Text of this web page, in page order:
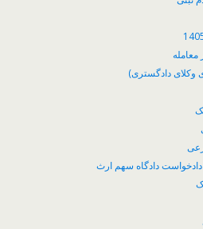
معامله
وکلای دادگستری)
دادخواست دادگاه سهم ارث